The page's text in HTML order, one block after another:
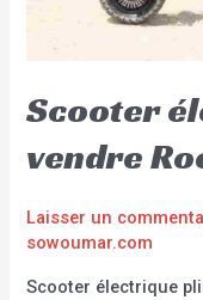
Scooter
vendre
Laisser un
sowoumar.com
Scooter électrique